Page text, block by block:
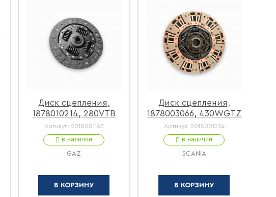
Диск сцепления,
1878010214, 280VTB
Артикул: 2018001163
в наличии
GAZ
В КОРЗИНУ
Диск сцепления,
1878003066, 430WGTZ
Артикул: 2018001224
в наличии
SCANIA
В КОРЗИНУ